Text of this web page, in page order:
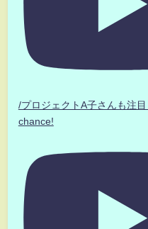
/プロジェクトA子さんも注
chance!